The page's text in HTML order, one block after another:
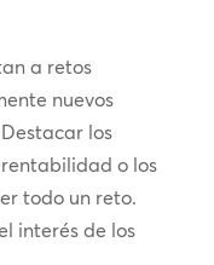
a retos
nuevos
los
o los
todo un reto.
interés de los